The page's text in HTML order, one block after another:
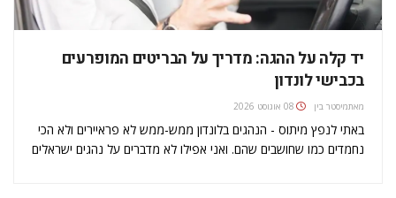
יד קלה על ההגה: מדריך על הבריטים המופרעים
בכבישי לונדון
מאתמיסטר בין 08 אוגוסט 2026
באתי לנפץ מיתוס - הנהגים בלונדון ממש-ממש לא פראיירים ולא הכי
נחמדים כמו שחושבים שהם. ואני אפילו לא מדברים על נהגים ישראלים